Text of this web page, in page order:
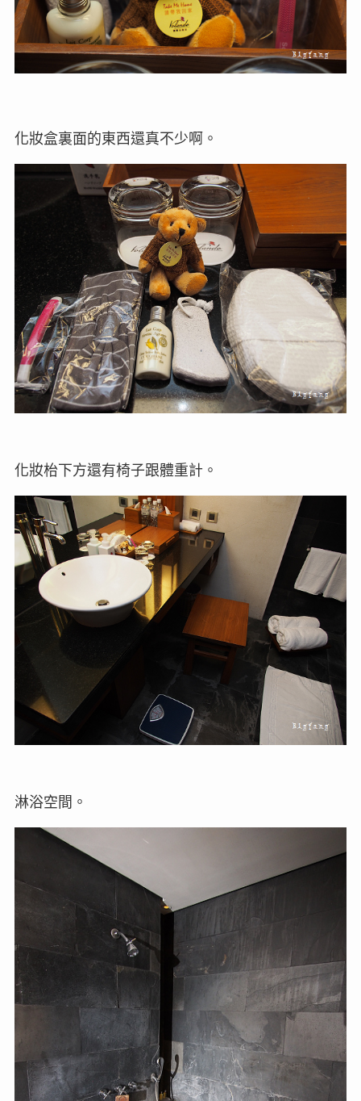
化妝盒裏面的東西還真不少啊。
化妝枱下方還有椅子跟體重計。
淋浴空間。